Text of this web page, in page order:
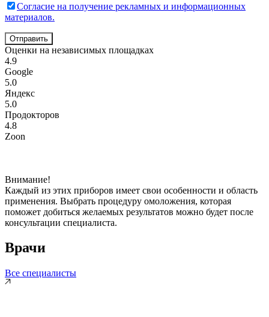
Согласие на получение рекламных и информационных
материалов.
Отправить
Оценки на независимых площадках
4.9
Google
5.0
Яндекс
5.0
Продокторов
4.8
Zoon
Внимание!
Каждый из этих приборов имеет свои особенности и область
применения. Выбрать процедуру омоложения, которая
поможет добиться желаемых результатов можно будет после
консультации специалиста.
Врачи
Все специалисты